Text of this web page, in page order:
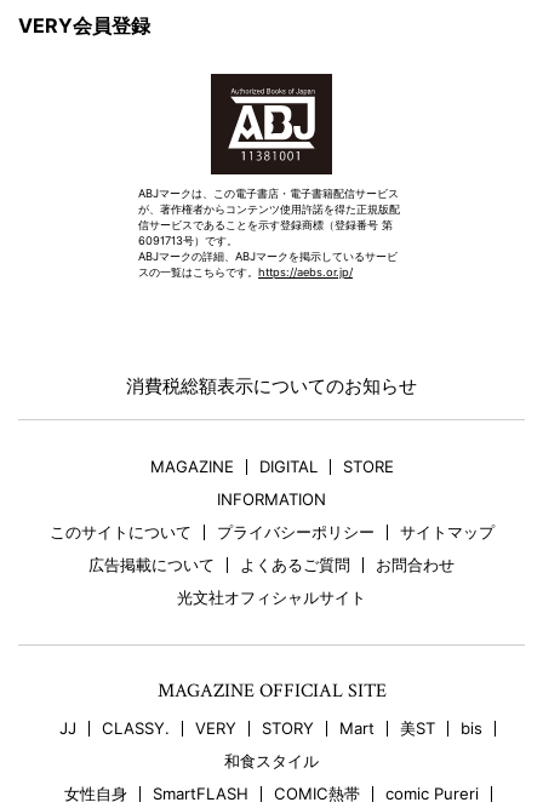
VERY会員登録
ABJマークは、この電子書店・電子書籍配信サービス
が、著作権者からコンテンツ使用許諾を得た正規版配
信サービスであることを示す登録商標（登録番号 第
6091713号）です。
ABJマークの詳細、ABJマークを掲示しているサービ
スの一覧はこちらです。 https://aebs.or.jp/
消費税総額表示についてのお知らせ
MAGAZINE DIGITAL
STORE
INFORMATION
このサイトについて
プライバシーポリシー
サイトマップ
広告掲載について
よくあるご質問
お問合わせ
光文社オフィシャルサイト
MAGAZINE OFFICIAL SITE
JJ CLASSY. VERY STORY Mart 美ST
bis
和食スタイル
女性自身
SmartFLASH COMIC熱帯 comic Pureri